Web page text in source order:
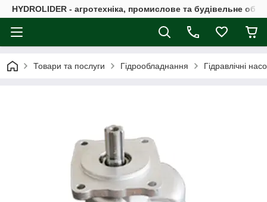
HYDROLIDER - агротехніка, промислове та будівельне
Товари та послуги Гідрообладнання Гідравлічні